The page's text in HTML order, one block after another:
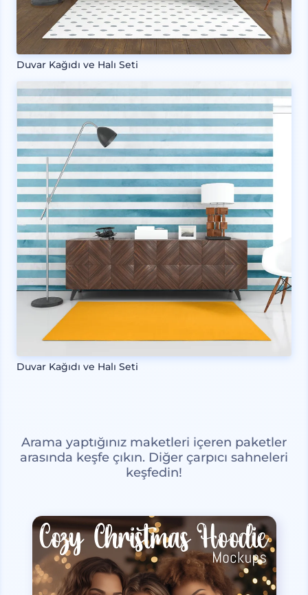
Duvar Kağıdı ve Halı Seti
Duvar Kağıdı ve Halı Seti
Arama yaptığınız maketleri içeren paketler
arasında keşfe çıkın. Diğer çarpıcı sahneleri
keşfedin!